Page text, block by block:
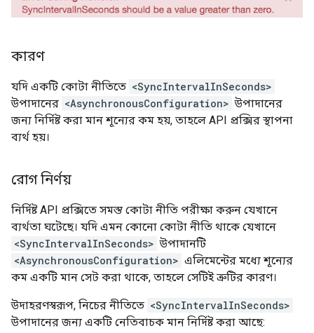
কারণ
যদি একটি কোটা নীতিতে <SyncIntervalInSeconds>
উপাদানের <AsynchronousConfiguration> উপাদানের
জন্য নির্দিষ্ট করা মান শূন্যের কম হয়, তাহলে API প্রক্সির স্থাপনা
ব্যর্থ হয়।
রোগ নির্ণয়
নির্দিষ্ট API প্রক্সিতে সমস্ত কোটা নীতি পরীক্ষা করুন যেখানে
ব্যর্থতা ঘটেছে। যদি এমন কোনো কোটা নীতি থাকে যেখানে
<SyncIntervalInSeconds> উপাদানটি
<AsynchronousConfiguration> এলিমেন্টের মধ্যে শূন্যের
কম একটি মান সেট করা থাকে, তাহলে সেটিই ত্রুটির কারণ।
উদাহরণস্বরূপ, নিচের নীতিতে <SyncIntervalInSeconds>
উপাদানের জন্য একটি নেতিবাচক মান নির্দিষ্ট করা আছে: